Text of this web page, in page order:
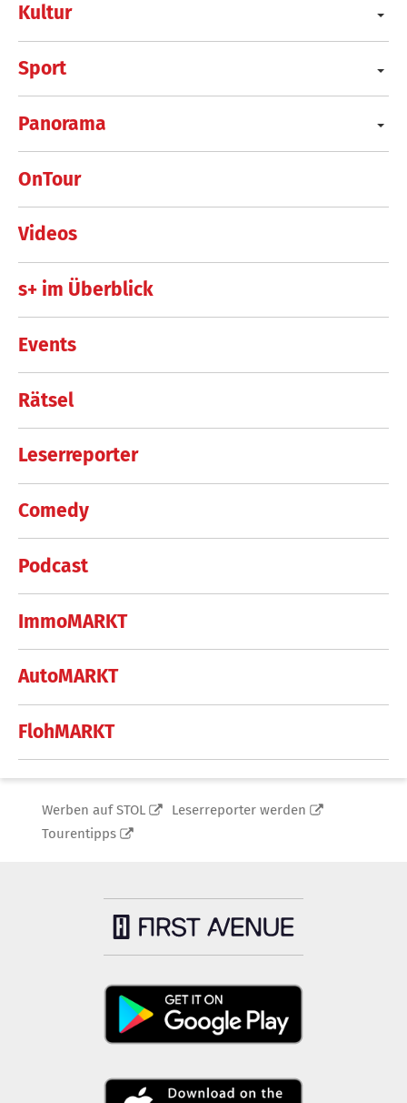
Kultur
Sport
Panorama
OnTour
Videos
s+ im Überblick
Events
Rätsel
Leserreporter
Comedy
Podcast
ImmoMARKT
AutoMARKT
FlohMARKT
Werben auf STOL
Leserreporter werden
Tourentipps